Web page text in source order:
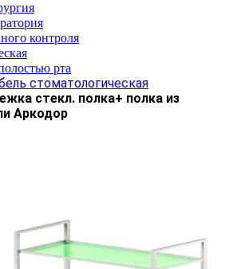
контроля
рта
стоматологическая
стекл. полка+ полка из
Аркодор